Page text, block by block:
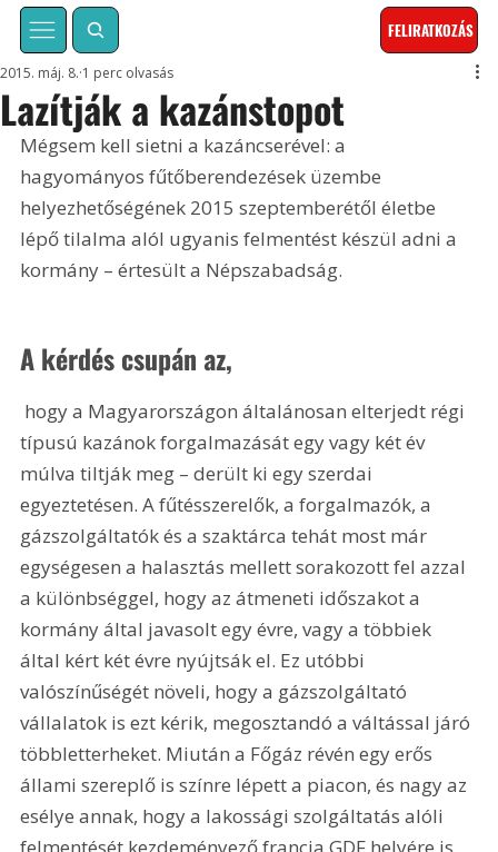
FELIRATKOZÁS
Lazítják a kazánstopot
2015. máj. 8. 1 perc olvasás
Mégsem kell sietni a kazáncserével: a
hagyományos fűtőberendezések üzembe
helyezhetőségének 2015 szeptemberétől életbe
lépő tilalma alól ugyanis felmentést készül adni a
kormány – értesült a Népszabadság.
A kérdés csupán az,
típusú kazánok forgalmazását egy vagy két év
múlva tiltják meg – derült ki egy szerdai
egyeztetésen. A fűtésszerelők, a forgalmazók, a
gázszolgáltatók és a szaktárca tehát most már
egységesen a halasztás mellett sorakozott fel azzal
a különbséggel, hogy az átmeneti időszakot a
kormány által javasolt egy évre, vagy a többiek
által kért két évre nyújtsák el. Ez utóbbi
valószínűségét növeli, hogy a gázszolgáltató
vállalatok is ezt kérik, megosztandó a váltással járó
többletterheket. Miután a Főgáz révén egy erős
állami szereplő is színre lépett a piacon, és nagy az
esélye annak, hogy a lakossági szolgáltatás alóli
felmentését kezdeményező francia GDF helyére is